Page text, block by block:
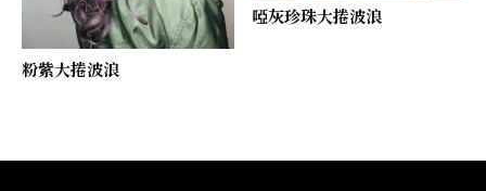
粉紫大捲波浪
啞灰珍珠大捲波浪